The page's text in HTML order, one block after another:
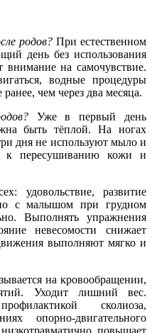
родов? При естественном
день без использования
на самочувствие.
водные процедуры
чем через два месяца.
Уже в первый день
быть тёплой. На ногах
дня не используют мыло и
к пересушиванию кожи и
удовольствие, развитие
с малышом при грудном
Выполнять упражнения
невесомости снижает
выполняют мягко и
на кровообращении,
Уходит лишний вес.
сколиоза,
опорно-двигательного
повышает